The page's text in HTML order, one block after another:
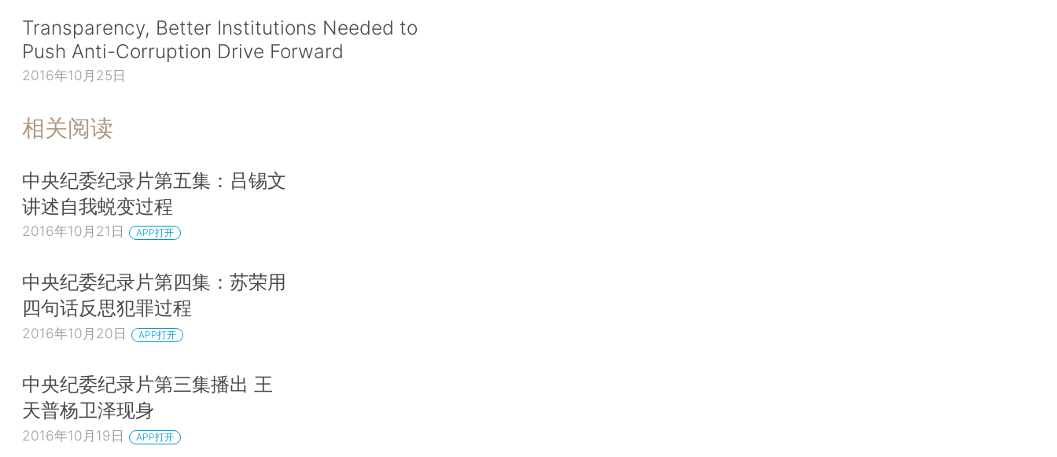
Transparency, Better Institutions Needed to
Push Anti-Corruption Drive Forward
2016年10月25日
相关阅读
中央纪委纪录片第五集：吕锡文
讲述自我蜕变过程
2016年10月21日 APP打开
中央纪委纪录片第四集：苏荣用
四句话反思犯罪过程
2016年10月20日 APP打开
中央纪委纪录片第三集播出 王
天普杨卫泽现身
2016年10月19日 APP打开